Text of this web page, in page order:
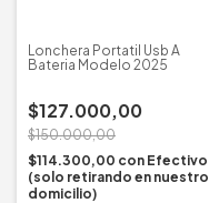
Lonchera Portatil Usb A
Bateria Modelo 2025
$127.000,00
$150.000,00
$114.300,00 con Efectivo
(solo retirando en nuestro
domicilio)